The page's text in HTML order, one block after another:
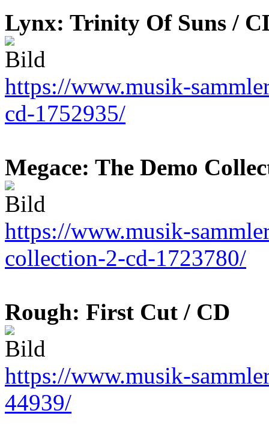
Lynx: Trinity Of Suns /
https://www.musik-
cd-1752935/
Megace: The Demo
https://www.musik-
collection-2-cd-1723780/
Rough: First Cut / CD
https://www.musik-
44939/